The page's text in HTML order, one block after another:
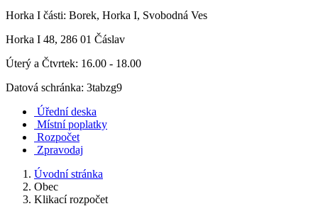
Horka I části: Borek, Horka I, Svobodná Ves
Horka I 48, 286 01 Čáslav
Úterý a Čtvrtek: 16.00 - 18.00
Datová schránka: 3tabzg9
Úřední deska
Místní poplatky
Rozpočet
Zpravodaj
Úvodní stránka
Obec
Klikací rozpočet